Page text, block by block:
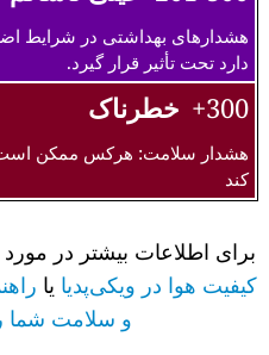
هشدارهای بهداشتی در شرایط
دارد تحت تأثیر قرار گیرد.
300+ خطرناک
هشدار سلامت: هرکس ممکن است
کند
برای اطلاعات بیشتر در
کیفیت هوا در ویکی‌پدیایا
و سلامت شما را